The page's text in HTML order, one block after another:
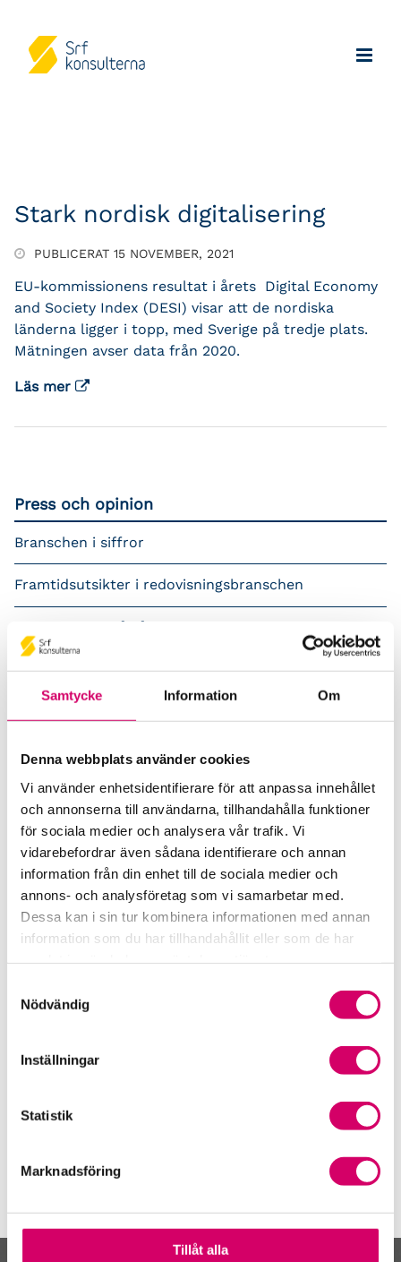
Samtycke Information Om
Denna webbplats använder cookies
Vi använder enhetsidentifierare för att anpassa innehållet
och annonserna till användarna, tillhandahålla funktioner
för sociala medier och analysera vår trafik. Vi
vidarebefordrar även sådana identifierare och annan
information från din enhet till de sociala medier och
annons- och analysföretag som vi samarbetar med.
Dessa kan i sin tur kombinera informationen med annan
information som du har tillhandahållit eller som de har
Nödvändig
Inställningar
Statistik
Marknadsföring
Tillåt alla
Stark nordisk digitalisering
PUBLICERAT 15 NOVEMBER, 2021
EU-kommissionens resultat i årets Digital Economy
and Society Index (DESI) visar att de nordiska
länderna ligger i topp, med Sverige på tredje plats.
Mätningen avser data från 2020.
Läs mer
Press och opinion
Branschen i siffror
Framtidsutsikter i redovisningsbranschen
Prenumerera på våra nyhetsbrev
Pressrum
Remisser
Samverkan med myndigheter och organisationer
Srf Fokusrapport 2024 – insikter för hållbart
företagande
Våra nyhetskanaler
Tidningen Konsulten
Öppet brev till Myndigheten för yrkeshögskolan
Framtidsutsikter i lönebranschen